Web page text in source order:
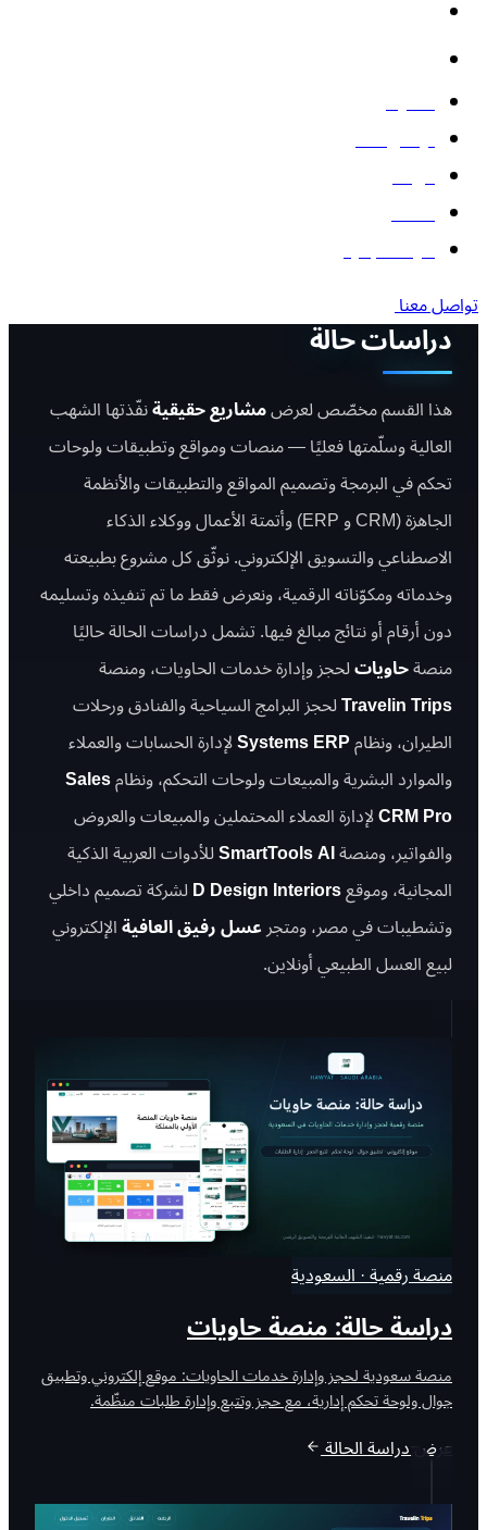
المدونة
تواصل معنا
من نحن
أعمالنا
أدوات مجانية
تواصل معنا
دراسات حالة
هذا القسم مخصّص لعرضمشاريع حقيقيةنفّذتها الشهب
العالية وسلّمتها فعليًا — منصات ومواقع وتطبيقات ولوحات
تحكم في البرمجة وتصميم المواقع والتطبيقات والأنظمة
الجاهزة (CRM و ERP) وأتمتة الأعمال ووكلاء الذكاء
الاصطناعي والتسويق الإلكتروني. نوثّق كل مشروع بطبيعته
وخدماته ومكوّناته الرقمية، ونعرض فقط ما تم تنفيذه وتسليمه
دون أرقام أو نتائج مبالغ فيها. تشمل دراسات الحالة حاليًا
منصةحاوياتلحجز وإدارة خدمات الحاويات، ومنصة
Travelin Tripsلحجز البرامج السياحية والفنادق ورحلات
الطيران، ونظامSystems ERPلإدارة الحسابات والعملاء
والموارد البشرية والمبيعات ولوحات التحكم، ونظامSales
CRM Proلإدارة العملاء المحتملين والمبيعات والعروض
والفواتير، ومنصةSmartTools AIللأدوات العربية الذكية
المجانية، وموقعD Design Interiorsلشركة تصميم داخلي
وتشطيبات في مصر، ومتجرعسل رفيق العافيةالإلكتروني
لبيع العسل الطبيعي أونلاين.
منصة رقمية · السعودية
دراسة حالة: منصة حاويات
منصة سعودية لحجز وإدارة خدمات الحاويات: موقع إلكتروني وتطبيق
جوال ولوحة تحكم إدارية، مع حجز وتتبع وإدارة طلبات منظّمة.
عرض دراسة الحالة